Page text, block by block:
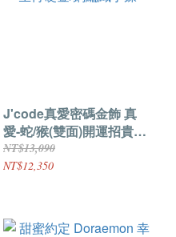
J'code真愛密碼金飾 真
愛-蛇/猴(雙面)開運招貴人
生肖硬金/鋼編織手鍊
NT$13,090
NT$12,350